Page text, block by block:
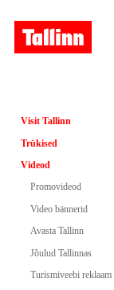
Visit Tallinn
Trükised
Videod
Promovideod
Video bännerid
Avasta Tallinn
Jõulud Tallinnas
Turismiveebi reklaam